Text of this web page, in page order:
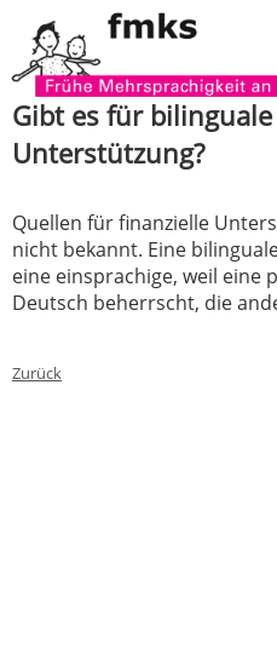
Gibt es für
Unterstützung?
Quellen für finanzielle
nicht bekannt. Eine
eine einsprachige, weil eine
Deutsch beherrscht, die
Zurück